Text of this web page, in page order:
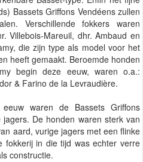
Bassets Griffons Vendéens zullen
Verschillende fokkers waren
Villebois-Mareuil, dhr. Ambaud en
die zijn type als model voor het
heeft gemaakt. Beroemde honden
begin deze eeuw, waren o.a.:
& Farino de la Levraudière.
waren de Bassets Griffons
De honden waren sterk van
aard, vurige jagers met een flinke
fokkerij in die tijd was echter verre
constructie.